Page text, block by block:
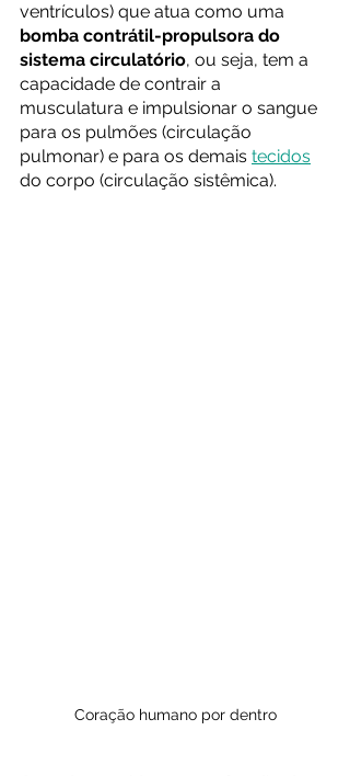
ventrículos) que atua como uma
bomba contrátil-propulsora do
sistema circulatório, ou seja, tem a
capacidade de contrair a
musculatura e impulsionar o sangue
para os pulmões (circulação
pulmonar) e para os demais tecidos
do corpo (circulação sistêmica).
Coração humano por dentro